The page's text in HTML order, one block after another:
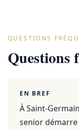
QUESTIONS
Questions
EN BREF
À Saint-
senior